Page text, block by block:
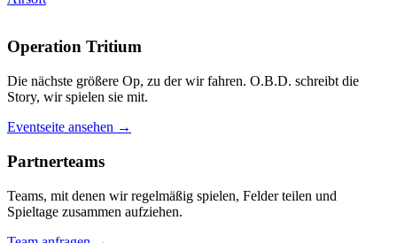
Operation Tritium
Die nächste größere Op, zu der wir fahren. O.B.D. schreibt die
Story, wir spielen sie mit.
Eventseite ansehen →
Partnerteams
Teams, mit denen wir regelmäßig spielen, Felder teilen und
Spieltage zusammen aufziehen.